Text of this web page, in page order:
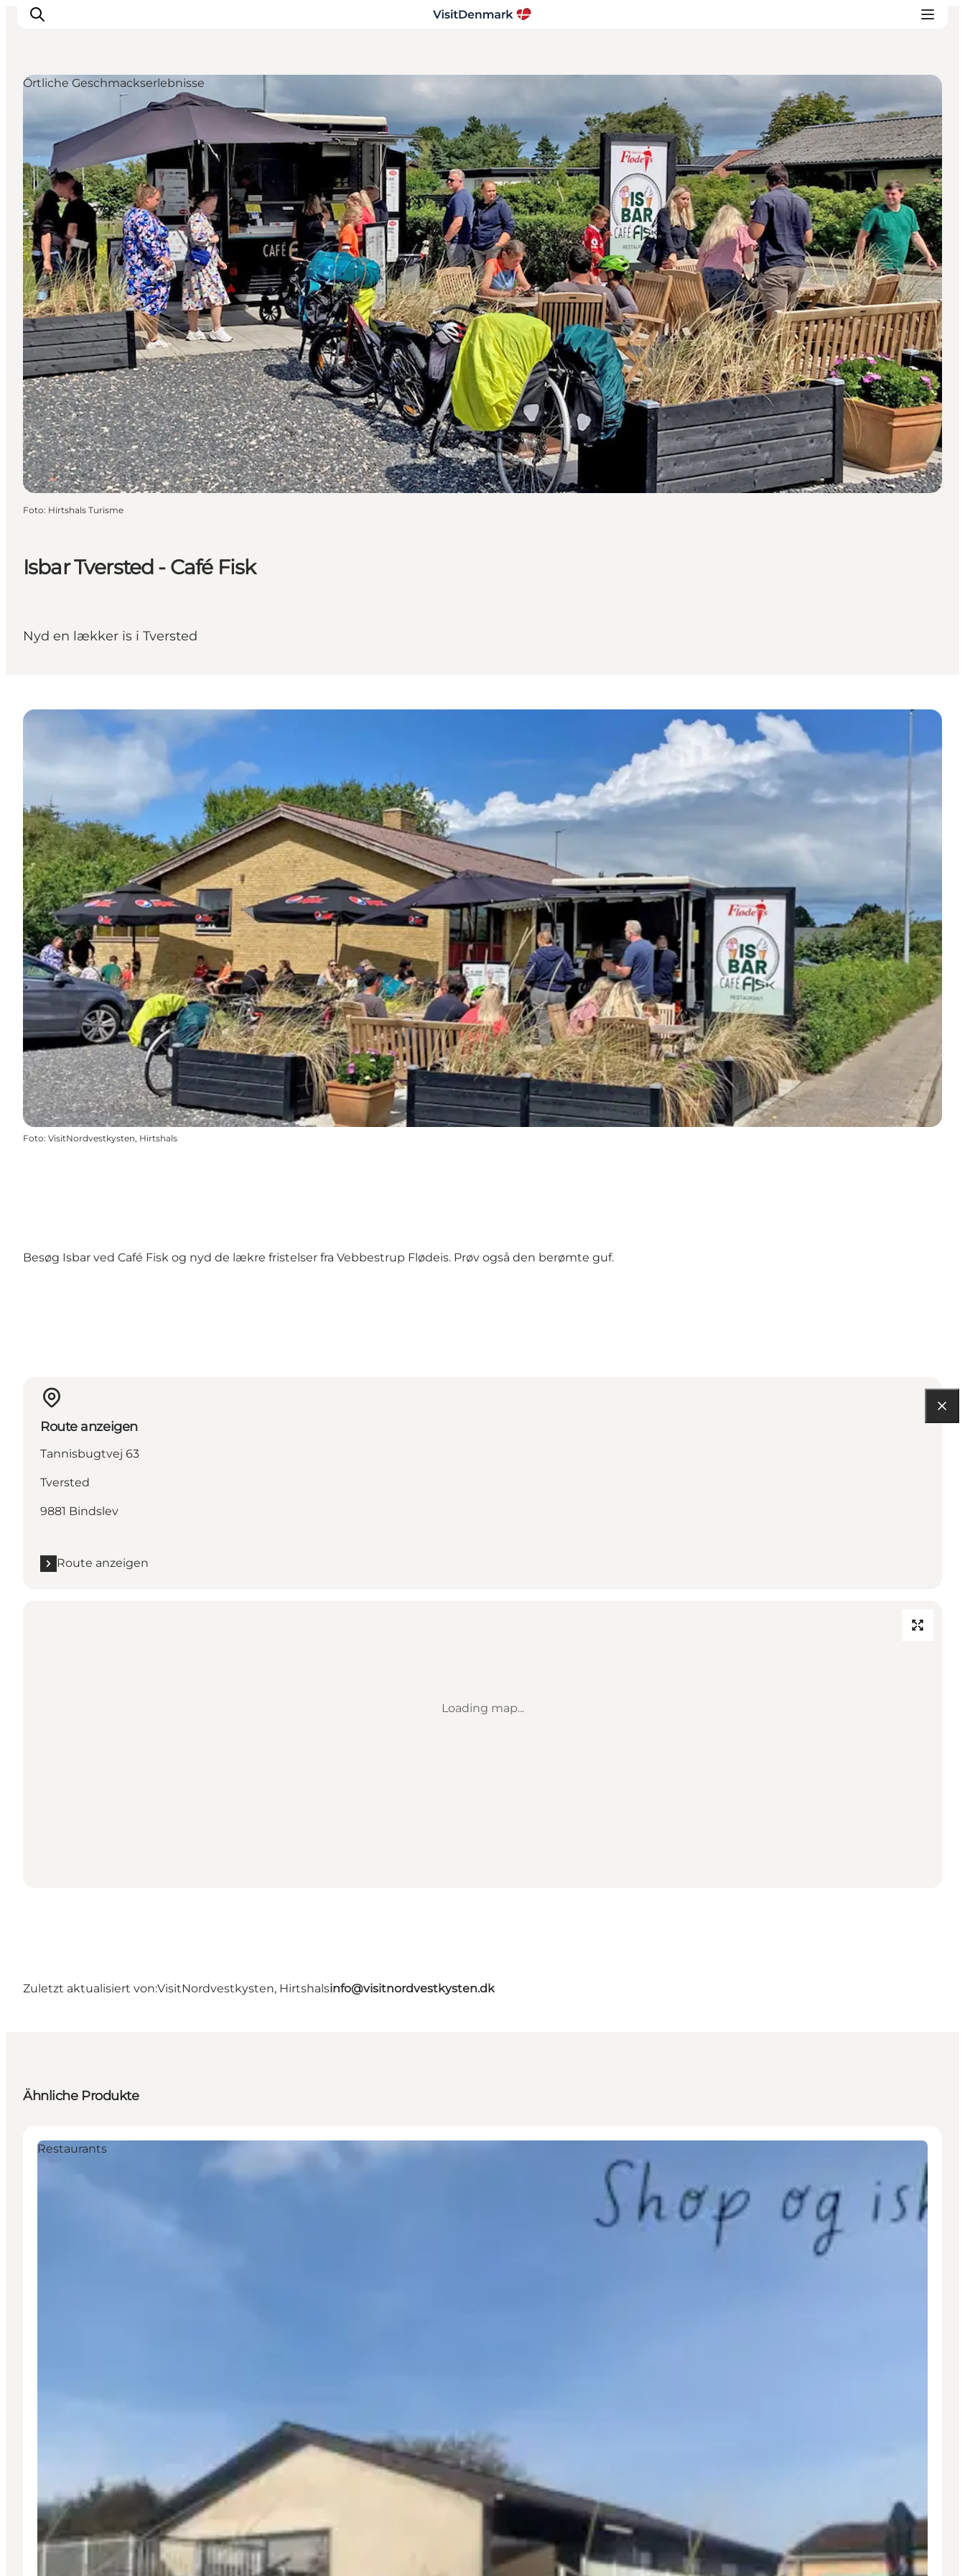
Inspiration
Regionen
Erlebnisse
Unterkünfte
Reiseplanung
Isbar Tversted - Café Fisk
Nyd en lækker is i Tversted
Örtliche Geschmackserlebnisse
Foto: Hirtshals Turisme
Foto: VisitNordvestkysten, Hirtshals
Besøg Isbar ved Café Fisk og nyd de lækre fristelser fra Vebbestrup Flødeis. Prøv også den berømte guf.
Route anzeigen
Tannisbugtvej 63
Tversted
9881 Bindslev
Route anzeigen
Loading map...
Zuletzt aktualisiert von:VisitNordvestkysten, Hirtshalsinfo@visitnordvestkysten.dk
Ähnliche Produkte
Restaurants